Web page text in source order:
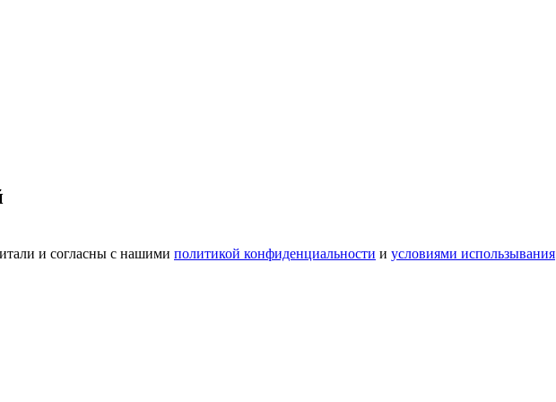
и согласны с нашими политикой конфиденциальности и условиями использывания